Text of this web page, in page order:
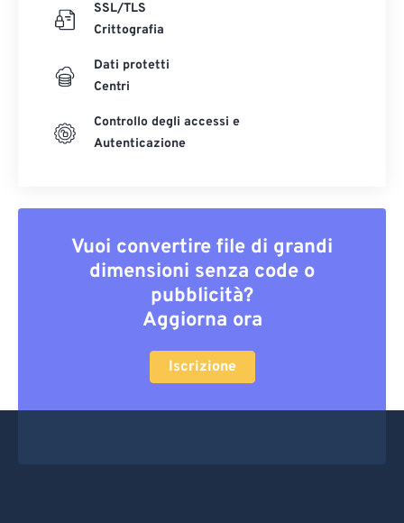
SSL/TLS
Crittografia
Dati protetti
Centri
Controllo degli accessi e
Autenticazione
Vuoi convertire file di grandi
dimensioni senza code o
pubblicità?
Aggiorna ora
Iscrizione